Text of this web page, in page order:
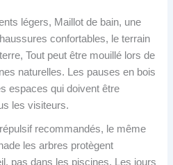
légers, Maillot de bain, une
confortables, le terrain
Tout peut être mouillé lors de
naturelles. Les pauses en bois
espaces qui doivent être
les visiteurs.
recommandés, le même
les arbres protègent
pas dans les piscines. Les jours